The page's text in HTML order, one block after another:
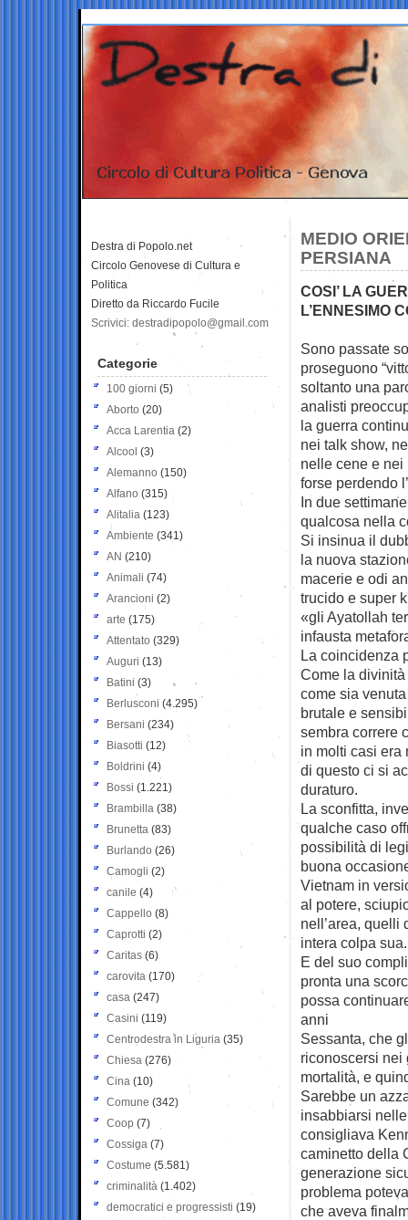
MEDIO
PERSIANA
COSI’ LA
L’ENNESIMO
Sono passate
proseguono
soltanto una
analisti
la guerra
nei talk show,
nelle cene e nei
forse perdendo
In due
qualcosa nella
Si insinua il
la nuova
macerie e odi
trucido e super
«gli Ayatollah
infausta
La coincidenza
Come la
come sia
brutale e
sembra correre
in molti casi era
di questo ci si
duraturo.
La sconfitta,
qualche caso
possibilità di
buona
Vietnam in
al potere,
nell’area, quelli
intera colpa sua.
E del suo
pronta una
possa
anni
Sessanta, che
riconoscersi nei
mortalità, e
Sarebbe un
insabbiarsi
consigliava
caminetto della
generazione
problema
che aveva
Destra di Popolo.net
Circolo Genovese di Cultura e
Politica
Diretto da Riccardo Fucile
Scrivici: destradipopolo@gmail.com
Categorie
100 giorni (5)
Aborto (20)
Acca Larentia (2)
Alcool (3)
Alemanno (150)
Alfano (315)
Alitalia (123)
Ambiente (341)
AN (210)
Animali (74)
Arancioni (2)
arte (175)
Attentato (329)
Auguri (13)
Batini (3)
Berlusconi (4.295)
Bersani (234)
Biasotti (12)
Boldrini (4)
Bossi (1.221)
Brambilla (38)
Brunetta (83)
Burlando (26)
Camogli (2)
canile (4)
Cappello (8)
Caprotti (2)
Caritas (6)
carovita (170)
casa (247)
Casini (119)
Centrodestra in Liguria (35)
Chiesa (276)
Cina (10)
Comune (342)
Coop (7)
Cossiga (7)
Costume (5.581)
criminalità (1.402)
democratici e progressisti (19)